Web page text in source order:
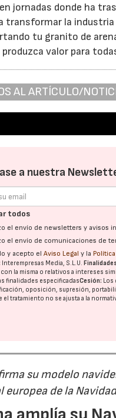
jornadas donde ha
transformar la
tu granito de
valor para
AL ARTÍCULO/
a nuestra
todos
el envío de newsletters y avisos
el envío de comunicaciones de
y acepto elAviso Legal y la
Interempresas Media, S.L.U.
la misma o relativos a intereses
finalidades especificadasCesión: Los
oposición, supresión,
el tratamiento no se ajusta a la
su modelo
europea de la